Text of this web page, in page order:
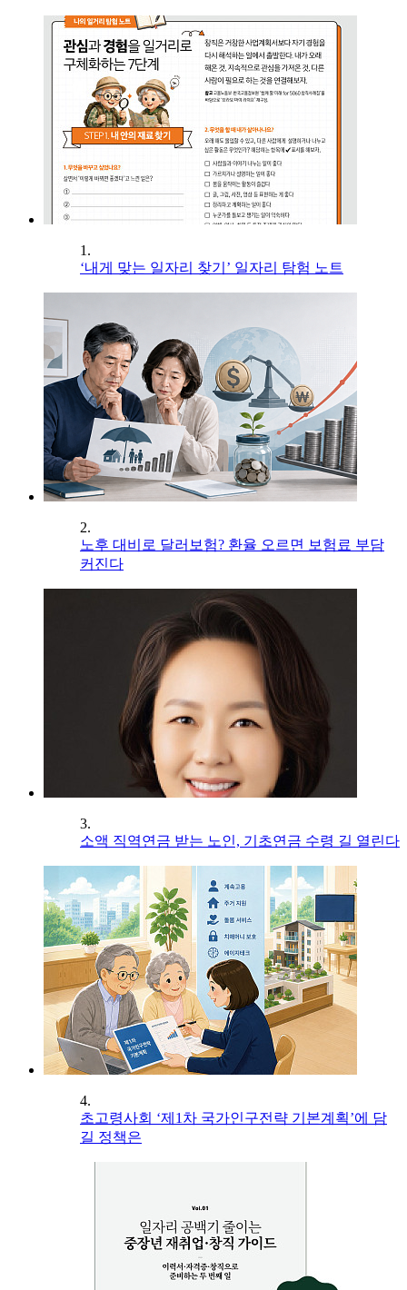
1.
‘내게 맞는 일자리 찾기’ 일자리 탐험 노트
2.
노후 대비로 달러보험? 환율 오르면 보험료 부담
커진다
3.
소액 직역연금 받는 노인, 기초연금 수령 길 열린다
4.
초고령사회 ‘제1차 국가인구전략 기본계획’에 담
길 정책은